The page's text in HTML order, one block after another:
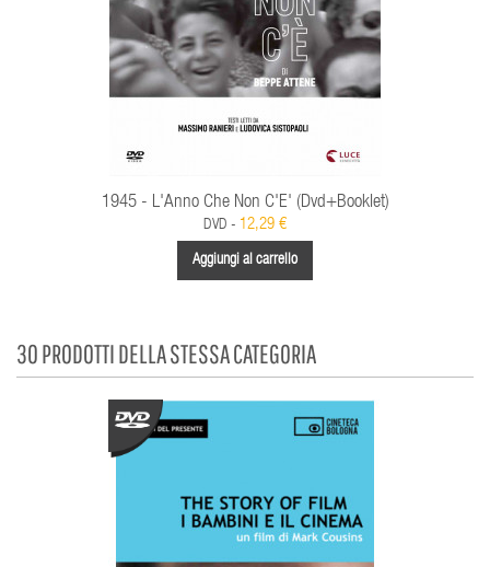
1945 - L'Anno Che Non C'E' (Dvd+Booklet)
DVD - 12,29 €
Aggiungi al carrello
30 PRODOTTI DELLA STESSA CATEGORIA